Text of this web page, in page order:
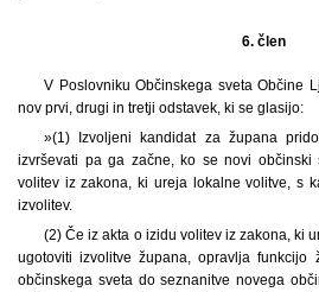
6. člen
V Poslovniku Občinskega sveta Občine
nov prvi, drugi in tretji odstavek, ki se glasijo:
»(1) Izvoljeni kandidat za župana
izvrševati pa ga začne, ko se novi
volitev iz zakona, ki ureja lokalne volitve, s
izvolitev.
(2) Če iz akta o izidu volitev iz zakona, ki
ugotoviti izvolitve župana, opravlja
občinskega sveta do seznanitve novega